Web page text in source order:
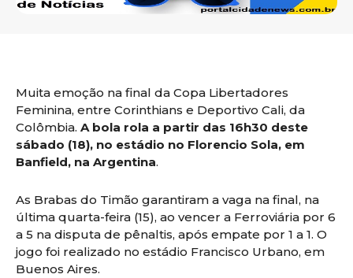
Muita emoção na final da Copa Libertadores
Feminina, entre Corinthians e Deportivo Cali, da
Colômbia. A bola rola a partir das 16h30 deste
sábado (18), no estádio no Florencio Sola, em
Banfield, na Argentina.
As Brabas do Timão garantiram a vaga na final, na
última quarta-feira (15), ao vencer a Ferroviária por 6
a 5 na disputa de pênaltis, após empate por 1 a 1. O
jogo foi realizado no estádio Francisco Urbano, em
Buenos Aires.